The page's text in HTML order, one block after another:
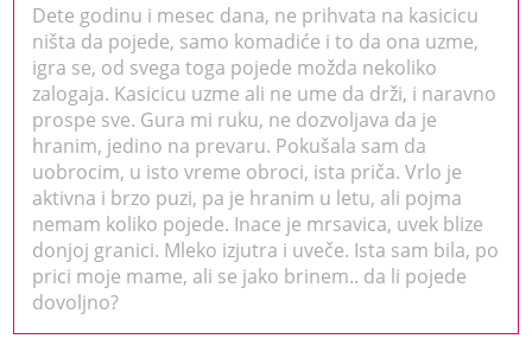
Dete godinu i mesec dana, ne prihvata na kasicicu
ništa da pojede, samo komadiće i to da ona uzme,
igra se, od svega toga pojede možda nekoliko
zalogaja. Kasicicu uzme ali ne ume da drži, i naravno
prospe sve. Gura mi ruku, ne dozvoljava da je
hranim, jedino na prevaru. Pokušala sam da
uobrocim, u isto vreme obroci, ista priča. Vrlo je
aktivna i brzo puzi, pa je hranim u letu, ali pojma
nemam koliko pojede. Inace je mrsavica, uvek blize
donjoj granici. Mleko izjutra i uveče. Ista sam bila, po
prici moje mame, ali se jako brinem.. da li pojede
dovoljno?